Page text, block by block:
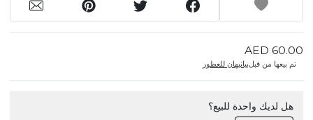
AED 60.00
تم بيعها من قبلبيانيهان للعطور
هل لديك واحدة للبيع؟